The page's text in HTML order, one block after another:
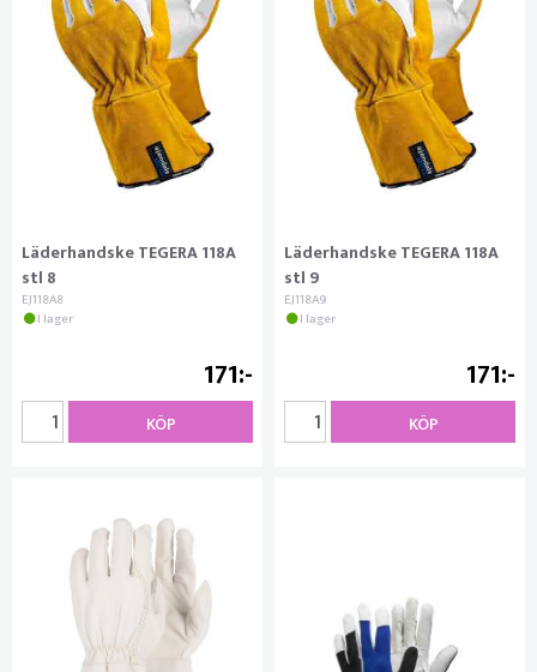
Läderhandske TEGERA 118A
stl 8
EJ118A8
I lager
171
KÖP
Läderhandske TEGERA 118A
stl 9
EJ118A9
I lager
171
KÖP